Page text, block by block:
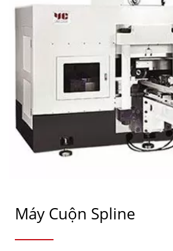
Máy Cuộn Spline